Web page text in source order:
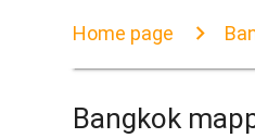
Home page
Bangkok